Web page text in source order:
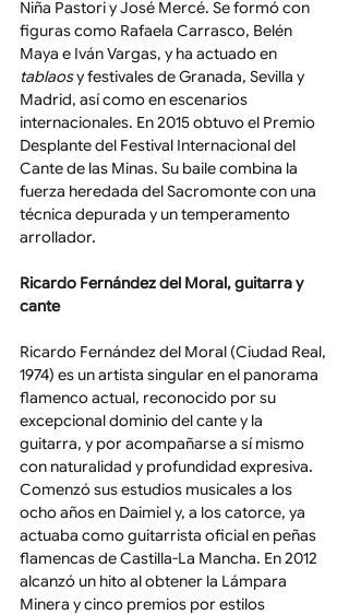
Niña Pastori y José Mercé. Se formó con
figuras como Rafaela Carrasco, Belén
Maya e Iván Vargas, y ha actuado en
tablaos y festivales de Granada, Sevilla y
Madrid, así como en escenarios
internacionales. En 2015 obtuvo el Premio
Desplante del Festival Internacional del
Cante de las Minas. Su baile combina la
fuerza heredada del Sacromonte con una
técnica depurada y un temperamento
arrollador.
Ricardo Fernández del Moral, guitarra y
cante
Ricardo Fernández del Moral (Ciudad Real,
1974) es un artista singular en el panorama
flamenco actual, reconocido por su
excepcional dominio del cante y la
guitarra, y por acompañarse a sí mismo
con naturalidad y profundidad expresiva.
Comenzó sus estudios musicales a los
ocho años en Daimiel y, a los catorce, ya
actuaba como guitarrista oficial en peñas
flamencas de Castilla-La Mancha. En 2012
alcanzó un hito al obtener la Lámpara
Minera y cinco premios por estilos